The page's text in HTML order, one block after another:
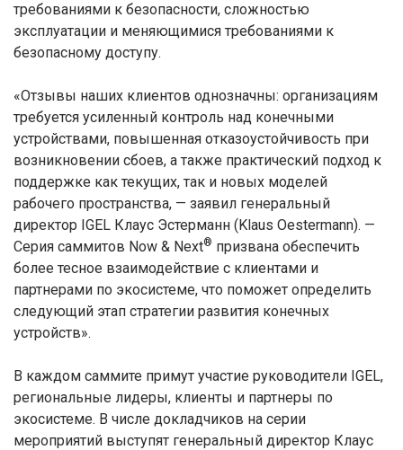
требованиями к безопасности, сложностью
эксплуатации и меняющимися требованиями к
безопасному доступу.
«Отзывы наших клиентов однозначны: организациям
требуется усиленный контроль над конечными
устройствами, повышенная отказоустойчивость при
возникновении сбоев, а также практический подход к
поддержке как текущих, так и новых моделей
рабочего пространства, — заявил генеральный
директор IGEL Клаус Эстерманн (Klaus Oestermann). —
Серия саммитов Now & Next® призвана обеспечить
более тесное взаимодействие с клиентами и
партнерами по экосистеме, что поможет определить
следующий этап стратегии развития конечных
устройств».
В каждом саммите примут участие руководители IGEL,
региональные лидеры, клиенты и партнеры по
экосистеме. В числе докладчиков на серии
мероприятий выступят генеральный директор Клаус